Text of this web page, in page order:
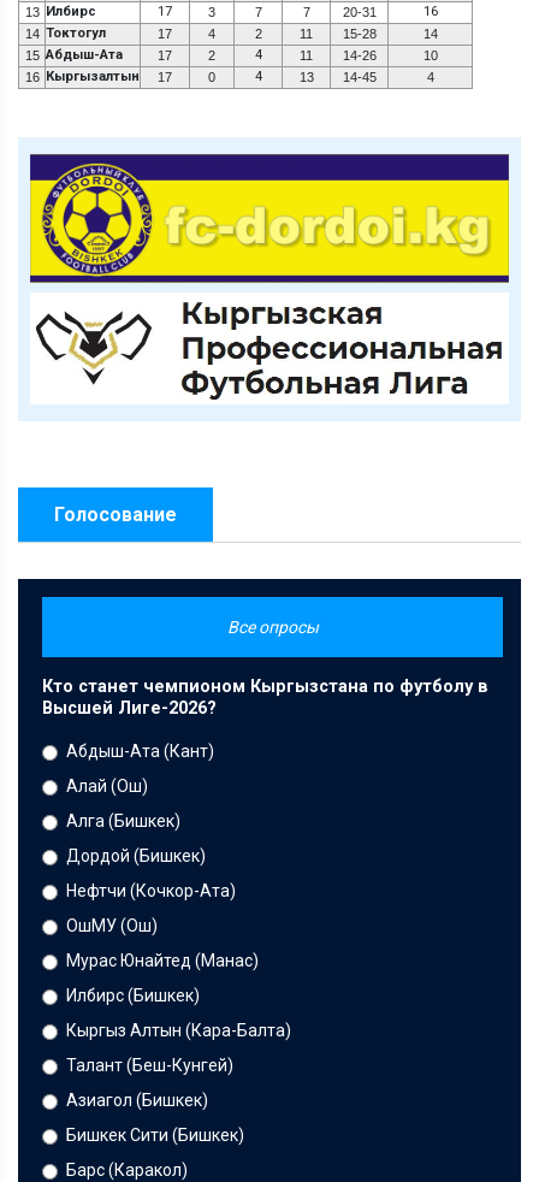
13 Илбирс 17 3 7 7 20-31 16
14 Токтогул 17 4 2 11 15-28
14
15 Абдыш-Ата 17 2 4 11 14-26
10
16 Кыргызалтын 17 0 4 13 14-45 4
Голосование
Все опросы
Кто станет чемпионом Кыргызстана по футболу в
Высшей Лиге-2026?
Абдыш-Ата (Кант)
Алай (Ош)
Алга (Бишкек)
Дордой (Бишкек)
Нефтчи (Кочкор-Ата)
ОшМУ (Ош)
Мурас Юнайтед (Манас)
Илбирс (Бишкек)
Кыргыз Алтын (Кара-Балта)
Талант (Беш-Кунгей)
Азиагол (Бишкек)
Бишкек Сити (Бишкек)
Барс (Каракол)